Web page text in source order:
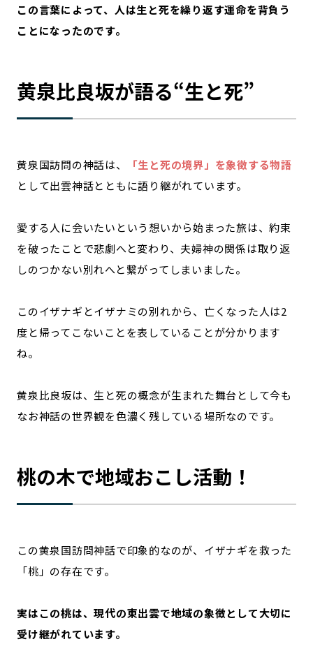
この言葉によって、人は生と死を繰り返す運命を背負う
ことになったのです。
黄泉比良坂が語る“生と死”
黄泉国訪問の神話は、
「生と死の境界」を象徴する物語
として出雲神話とともに語り継がれています。
愛する人に会いたいという想いから始まった旅は、約束
を破ったことで悲劇へと変わり、夫婦神の関係は取り返
しのつかない別れへと繋がってしまいました。
このイザナギとイザナミの別れから、亡くなった人は2
度と帰ってこないことを表していることが分かります
ね。
黄泉比良坂は、生と死の概念が生まれた舞台として今も
なお神話の世界観を色濃く残している場所なのです。
桃の木で地域おこし活動！
この黄泉国訪問神話で印象的なのが、イザナギを救った
「桃」の存在です。
実はこの桃は、現代の東出雲で地域の象徴として大切に
受け継がれています。